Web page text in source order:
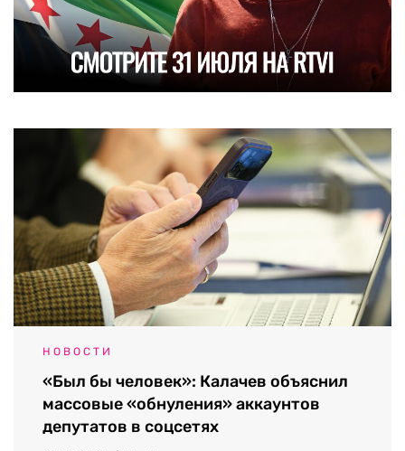
НОВОСТИ
«Был бы человек»: Калачев объяснил
массовые «обнуления» аккаунтов
депутатов в соцсетях